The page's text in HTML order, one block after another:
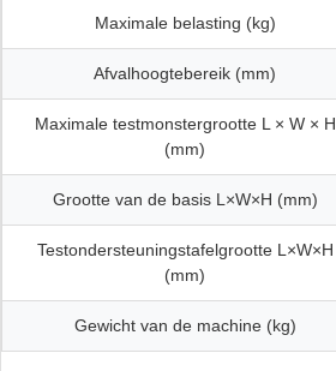
Maximale belasting (kg)
Afvalhoogtebereik (mm)
Maximale testmonstergrootte L × W × H
(mm)
Grootte van de basis L×W×H (mm)
Testondersteuningstafelgrootte L×W×H
(mm)
Gewicht van de machine (kg)